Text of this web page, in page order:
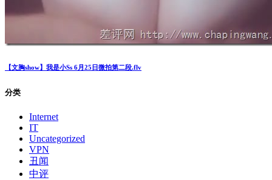
【文胸show】我是小Ss 6月25日微拍第二段.flv
分类
Internet
IT
Uncategorized
VPN
丑闻
中评